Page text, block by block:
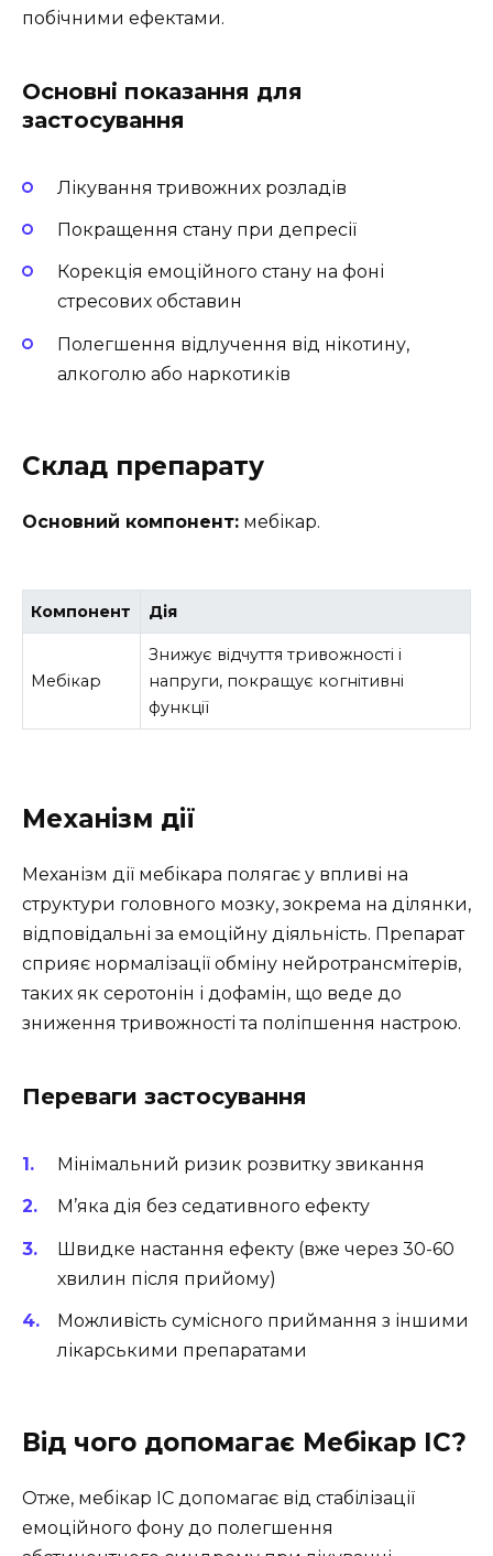
побічними ефектами.
Основні показання для
застосування
Лікування тривожних розладів
Покращення стану при депресії
Корекція емоційного стану на фоні
стресових обставин
Полегшення відлучення від нікотину,
алкоголю або наркотиків
Склад препарату
Основний компонент: мебікар.
Компонент Дія
Мебікар
Знижує відчуття тривожності і
напруги, покращує когнітивні
функції
Механізм дії
Механізм дії мебікара полягає у впливі на
структури головного мозку, зокрема на ділянки,
відповідальні за емоційну діяльність. Препарат
сприяє нормалізації обміну нейротрансмітерів,
таких як серотонін і дофамін, що веде до
зниження тривожності та поліпшення настрою.
Переваги застосування
Мінімальний ризик розвитку звикання
М’яка дія без седативного ефекту
Швидке настання ефекту (вже через 30-60
хвилин після прийому)
Можливість сумісного приймання з іншими
лікарськими препаратами
Від чого допомагає Мебікар ІС?
Отже, мебікар ІС допомагає від стабілізації
емоційного фону до полегшення